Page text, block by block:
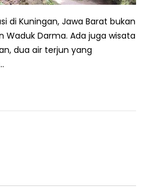
di Kuningan, Jawa Barat bukan
Waduk Darma. Ada juga wisata
dua air terjun yang